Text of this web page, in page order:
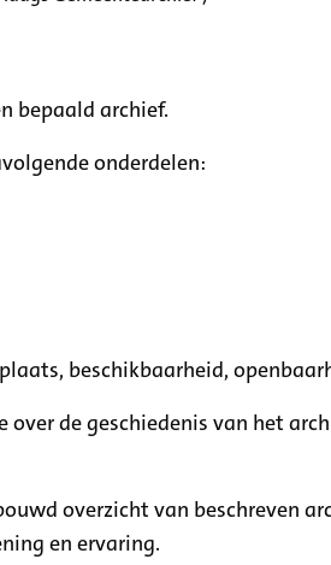
bepaald archief.
onderdelen:
beschikbaarheid,
de geschiedenis van het
overzicht van beschreven
en ervaring.